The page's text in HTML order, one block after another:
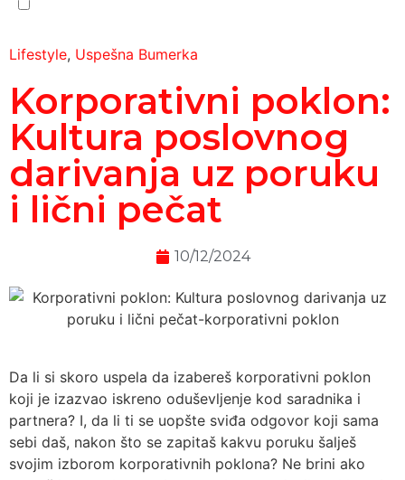
Lifestyle, Uspešna Bumerka
Korporativni poklon:
Kultura poslovnog
darivanja uz poruku
i lični pečat
10/12/2024
Da li si skoro uspela da izabereš korporativni poklon
koji je izazvao iskreno oduševljenje kod saradnika i
partnera? I, da li ti se uopšte sviđa odgovor koji sama
sebi daš, nakon što se zapitaš kakvu poruku šalješ
svojim izborom korporativnih poklona? Ne brini ako